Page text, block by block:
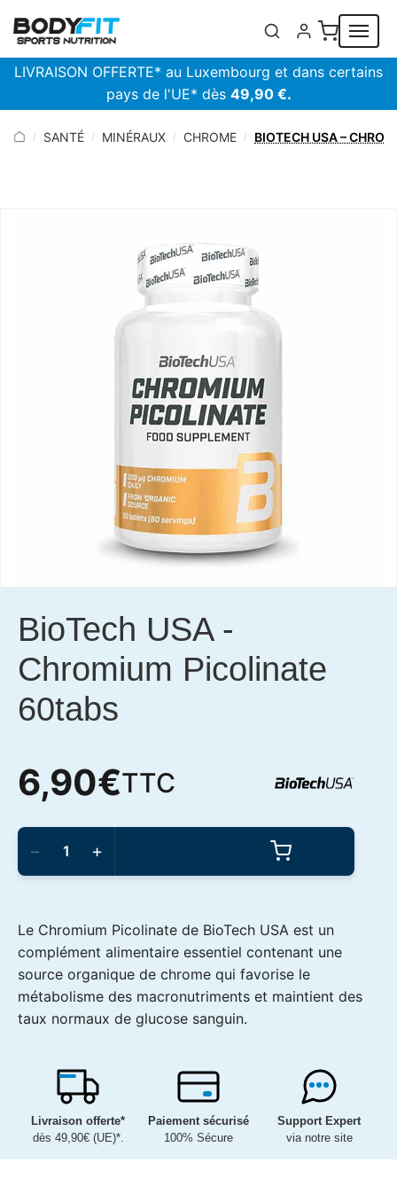
LIVRAISON OFFERTE* au Luxembourg et dans certains
pays de l'UE* dès 49,90 €.
/ SANTÉ / MINÉRAUX / CHROME / BIOTECH USA –
BioTech USA-
Chromium Picolinate
60tabs
6,90€TTC
quantité
de
BioTech
USA
60tabs
− +
Le Chromium Picolinate de BioTech USA est un
complément alimentaire essentiel contenant une
source organique de chrome qui favorise le
métabolisme des macronutriments et maintient des
taux normaux de glucose sanguin.
Livraison offerte*
dès 49,90€ (UE)*.
Paiement sécurisé
100% Sécure
Support Expert
via notre site